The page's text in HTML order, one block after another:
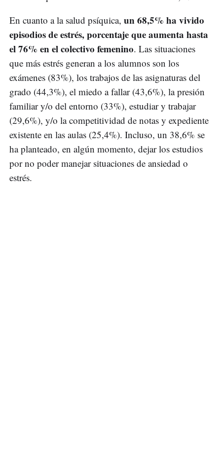
En cuanto a la salud psíquica, un 68,5% ha vivido
episodios de estrés, porcentaje que aumenta hasta
el 76% en el colectivo femenino. Las situaciones
que más estrés generan a los alumnos son los
exámenes (83%), los trabajos de las asignaturas del
grado (44,3%), el miedo a fallar (43,6%), la presión
familiar y/o del entorno (33%), estudiar y trabajar
(29,6%), y/o la competitividad de notas y expediente
existente en las aulas (25,4%). Incluso, un 38,6% se
ha planteado, en algún momento, dejar los estudios
por no poder manejar situaciones de ansiedad o
estrés.